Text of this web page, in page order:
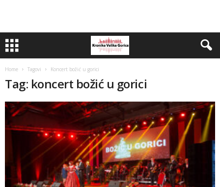
Home Tagovi Koncert božić u gorici
Tag: koncert božić u gorici